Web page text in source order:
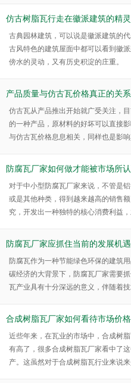
仿古树脂瓦行走在徽派建筑的精
古典园林建筑，可以说是徽派建筑的
古风特色的建筑屋面中都可以看到徽
傍水的灵动，又有历史积淀的庄重。
产品质量与仿古瓦价格真正的关
仿古瓦从产品推出开始就广受关注，
的一种产品，原材料的好坏可以直接
与仿古瓦价格息息相关，同样也是影
防腐瓦厂家如何做才能被市场所
对于中小型防腐瓦厂家来说，不管是
或是其他种类，得到越来越高的销售
究，开发出一种独特的核心消费利益
防腐瓦厂家应抓住当前的发展机
[传树建材]
防腐瓦作为一种节能绿色环保的建筑
碳经济的大背景下，防腐瓦厂家需要
瓦产业具有十分深远的意义，伴随着
合成树脂瓦厂家如何看待市场价
近些年来，在瓦业的市场中，合成树
有高了，很多合成树脂瓦厂家看中了
产。这虽然对于合成树脂瓦行业来说